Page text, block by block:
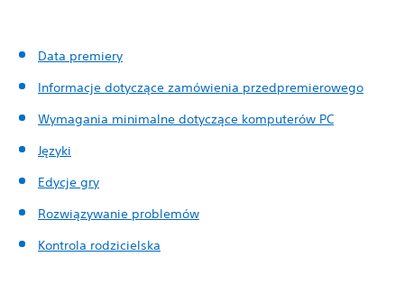
Data premiery
Informacje dotyczące zamówienia przedpremierowego
Wymagania minimalne dotyczące komputerów PC
Języki
Edycje gry
Rozwiązywanie problemów
Kontrola rodzicielska